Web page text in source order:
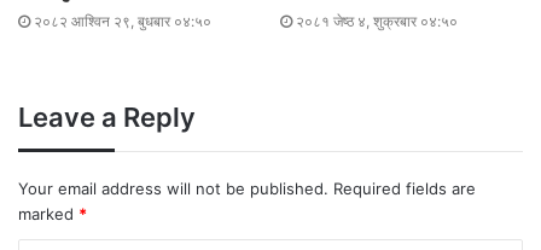
२०८२ आश्विन २९, बुधबार ०४:५० २०८१ जेष्ठ ४, शुक्रबार ०४:५०
Leave a Reply
Your email address will not be published. Required fields are
marked *